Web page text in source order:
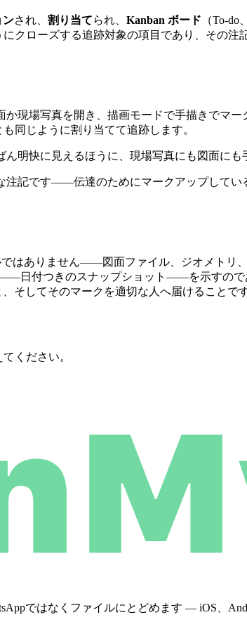
ンされ、 割り当てられ、 Kanban ボード （To-
ローズする追跡対象の項目であり、その注
か現場写真を開き、描画モードで手描きで
同じように割り当てて追跡します。
ん明快に見えるほうに、現場写真にも図面に
注記です——伝達のためにマークアップして
はありません——図面ファイル、ジオメトリ
日付つきのスナップショット——を示すの
そしてそのマークを適切な人へ届けることです
ください。
ではなくファイルにとどめます — iOS、